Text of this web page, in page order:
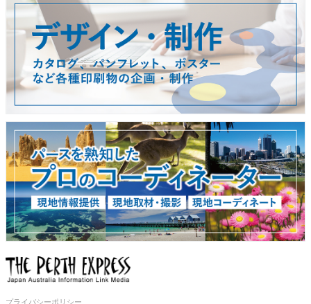
プライバシーポリシー